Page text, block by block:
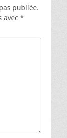
publiée.
avec *